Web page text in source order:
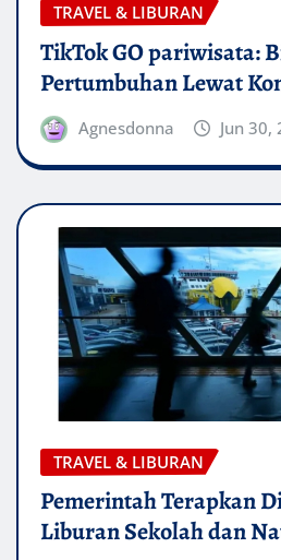
TRAVEL & LIBURAN
TikTok GO pariwisata:
Pertumbuhan Lewat
Agnesdonna Jun 30,
TRAVEL & LIBURAN
Pemerintah Terapkan
Liburan Sekolah dan